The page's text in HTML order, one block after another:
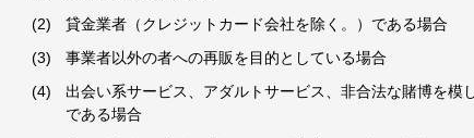
貸金業者（クレジットカード会社を除く。）である場合
事業者以外の者への再販を目的としている場合
出会い系サービス、アダルトサービス、非合法な賭博を
である場合